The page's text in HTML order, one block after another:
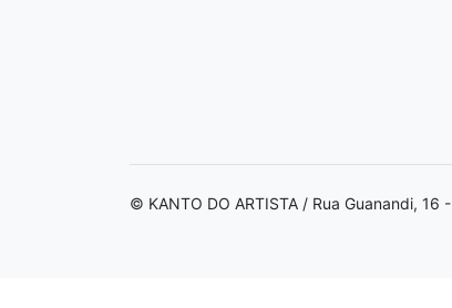
© KANTO DO ARTISTA / Rua Guanandi,